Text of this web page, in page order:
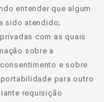
entender que algum
sido atendido;
com as quais
sobre a
e sobre
para outro
requisição